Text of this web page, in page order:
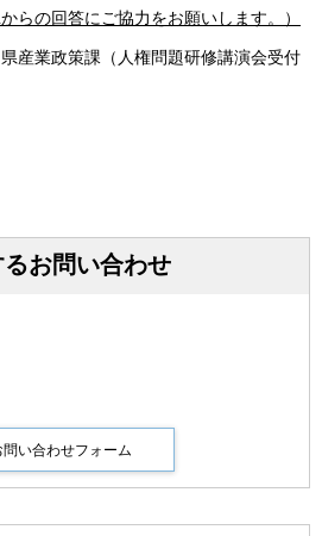
らの回答にご協力をお願いします。）
産業政策課（人権問題研修講演会受付
お問い合わせ